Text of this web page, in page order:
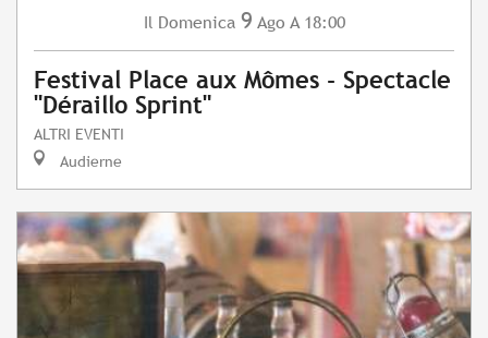
Il Domenica 9 Ago A 18:00
Festival Place aux Mômes - Spectacle
"Déraillo Sprint"
ALTRI EVENTI
Audierne